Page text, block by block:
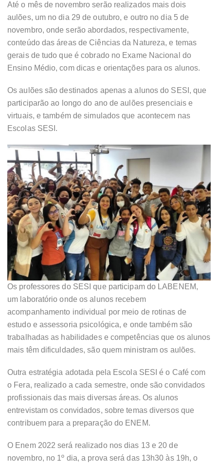
Até o mês de novembro serão realizados mais dois
aulões, um no dia 29 de outubro, e outro no dia 5 de
novembro, onde serão abordados, respectivamente,
conteúdo das áreas de Ciências da Natureza, e temas
gerais de tudo que é cobrado no Exame Nacional do
Ensino Médio, com dicas e orientações para os alunos.
Os aulões são destinados apenas a alunos do SESI, que
participarão ao longo do ano de aulões presenciais e
virtuais, e também de simulados que acontecem nas
Escolas SESI.
Os professores do SESI que participam do LABENEM,
um laboratório onde os alunos recebem
acompanhamento individual por meio de rotinas de
estudo e assessoria psicológica, e onde também são
trabalhadas as habilidades e competências que os alunos
mais têm dificuldades, são quem ministram os aulões.
Outra estratégia adotada pela Escola SESI é o Café com
o Fera, realizado a cada semestre, onde são convidados
profissionais das mais diversas áreas. Os alunos
entrevistam os convidados, sobre temas diversos que
contribuem para a preparação do ENEM.
O Enem 2022 será realizado nos dias 13 e 20 de
novembro, no 1º dia, a prova será das 13h30 às 19h, o